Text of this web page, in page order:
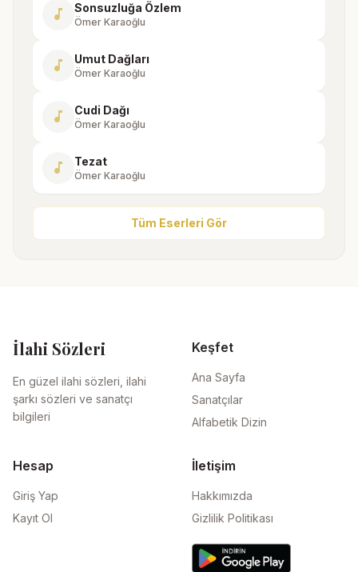
music_note Sonsuzluğa Özlem
Ömer Karaoğlu
music_note Umut Dağları
Ömer Karaoğlu
music_note Cudi Dağı
Ömer Karaoğlu
music_note Tezat
Ömer Karaoğlu
Tüm Eserleri Gör
İlahi Sözleri
En güzel ilahi sözleri, ilahi
şarkı sözleri ve sanatçı
bilgileri
Keşfet
Ana Sayfa
Sanatçılar
Alfabetik Dizin
Hesap
Giriş Yap
Kayıt Ol
İletişim
Hakkımızda
Gizlilik Politikası